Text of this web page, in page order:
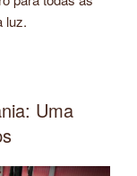
luz.
Uma